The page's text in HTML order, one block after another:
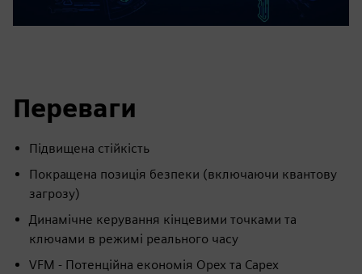
Переваги
Підвищена стійкість
Покращена позиція безпеки (включаючи квантову
загрозу)
Динамічне керування кінцевими точками та
ключами в режимі реального часу
VFM - Потенційна економія Opex та Capex